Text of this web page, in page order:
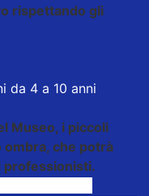
rispettando gli
da 4 a 10 anni
Museo, i piccoli
che potrà
professionisti.